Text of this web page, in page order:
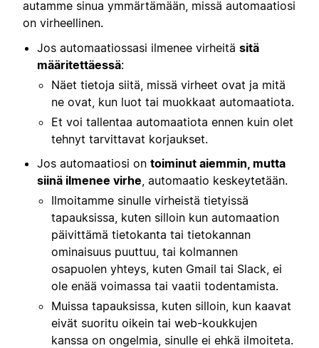
autamme sinua ymmärtämään, missä automaatiosi
on virheellinen.
Jos automaatiossasi ilmenee virheitä sitä
määritettäessä:
Näet tietoja siitä, missä virheet ovat ja mitä
ne ovat, kun luot tai muokkaat automaatiota.
Et voi tallentaa automaatiota ennen kuin olet
tehnyt tarvittavat korjaukset.
Jos automaatiosi on toiminut aiemmin, mutta
siinä ilmenee virhe, automaatio keskeytetään.
Ilmoitamme sinulle virheistä tietyissä
tapauksissa, kuten silloin kun automaation
päivittämä tietokanta tai tietokannan
ominaisuus puuttuu, tai kolmannen
osapuolen yhteys, kuten Gmail tai Slack, ei
ole enää voimassa tai vaatii todentamista.
Muissa tapauksissa, kuten silloin, kun kaavat
eivät suoritu oikein tai web-koukkujen
kanssa on ongelmia, sinulle ei ehkä ilmoiteta.